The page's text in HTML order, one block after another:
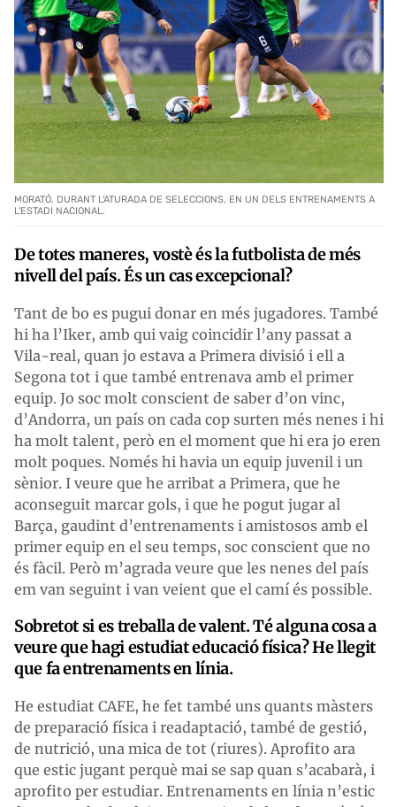
MORATÓ, DURANT L'ATURADA DE SELECCIONS, EN UN DELS ENTRENAMENTS A
L'ESTADI NACIONAL.
De totes maneres, vostè és la futbolista de més
nivell del país. És un cas excepcional?
Tant de bo es pugui donar en més jugadores. També
hi ha l’Iker, amb qui vaig coincidir l’any passat a
Vila-real, quan jo estava a Primera divisió i ell a
Segona tot i que també entrenava amb el primer
equip. Jo soc molt conscient de saber d’on vinc,
d’Andorra, un país on cada cop surten més nenes i hi
ha molt talent, però en el moment que hi era jo eren
molt poques. Només hi havia un equip juvenil i un
sènior. I veure que he arribat a Primera, que he
aconseguit marcar gols, i que he pogut jugar al
Barça, gaudint d’entrenaments i amistosos amb el
primer equip en el seu temps, soc conscient que no
és fàcil. Però m’agrada veure que les nenes del país
em van seguint i van veient que el camí és possible.
Sobretot si es treballa de valent. Té alguna cosa a
veure que hagi estudiat educació física? He llegit
que fa entrenaments en línia.
He estudiat CAFE, he fet també uns quants màsters
de preparació física i readaptació, també de gestió,
de nutrició, una mica de tot (riures). Aprofito ara
que estic jugant perquè mai se sap quan s’acabarà, i
aprofito per estudiar. Entrenaments en línia n’estic